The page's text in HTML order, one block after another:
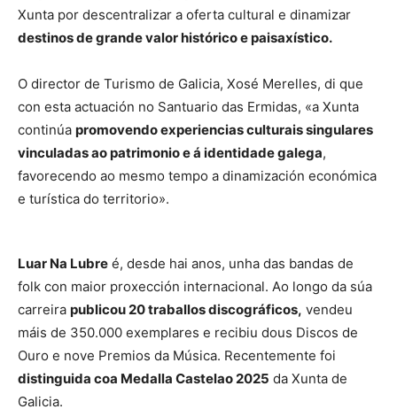
Xunta por descentralizar a oferta cultural e dinamizar
destinos de grande valor histórico e paisaxístico.
O director de Turismo de Galicia, Xosé Merelles, di que
con esta actuación no Santuario das Ermidas, «a Xunta
continúa promovendo experiencias culturais singulares
vinculadas ao patrimonio e á identidade galega,
favorecendo ao mesmo tempo a dinamización económica
e turística do territorio».
Luar Na Lubre é, desde hai anos, unha das bandas de
folk con maior proxección internacional. Ao longo da súa
carreira publicou 20 traballos discográficos, vendeu
máis de 350.000 exemplares e recibiu dous Discos de
Ouro e nove Premios da Música. Recentemente foi
distinguida coa Medalla Castelao 2025 da Xunta de
Galicia.